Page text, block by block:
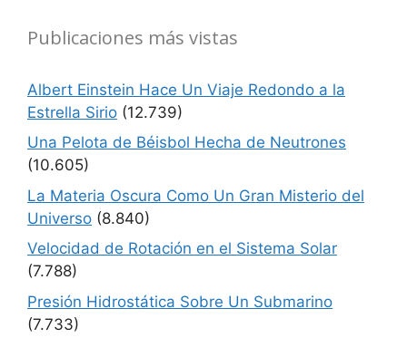
Publicaciones más vistas
Albert Einstein Hace Un Viaje Redondo a la
Estrella Sirio (12.739)
Una Pelota de Béisbol Hecha de Neutrones
(10.605)
La Materia Oscura Como Un Gran Misterio del
Universo (8.840)
Velocidad de Rotación en el Sistema Solar
(7.788)
Presión Hidrostática Sobre Un Submarino
(7.733)